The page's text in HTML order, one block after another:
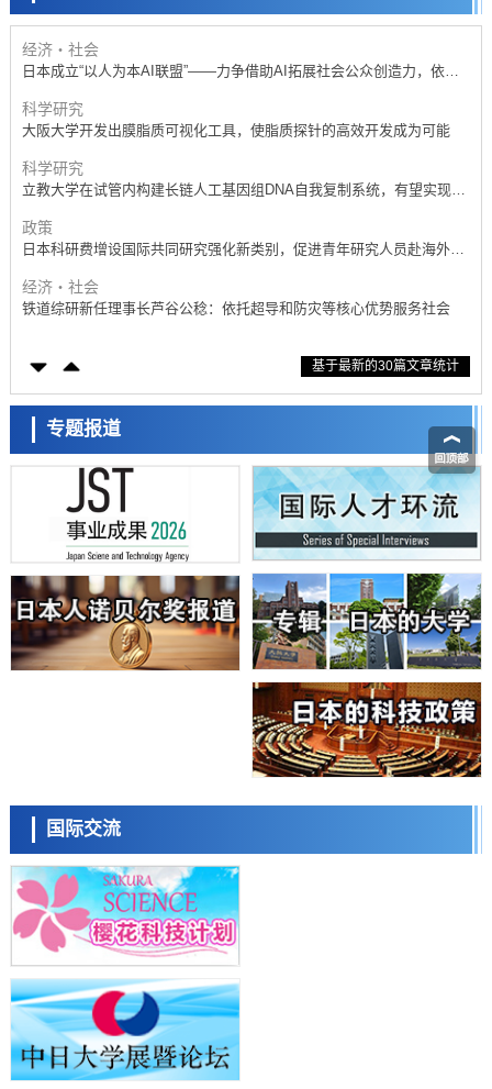
开发出300亿年仅误差1秒的光晶格钟，构建网络将其打造为下一代社会
基础设施
经济・社会
日本成立“以人为本AI联盟”——力争借助AI拓展社会公众创造力，依托
科学研究
大阪大学开发出膜脂质可视化工具，使脂质探针的高效开发成为可能
科学研究
立教大学在试管内构建长链人工基因组DNA自我复制系统，有望实现携
政策
日本科研费增设国际共同研究强化新类别，促进青年研究人员赴海外开
经济・社会
铁道综研新任理事长芦谷公稔：依托超导和防灾等核心优势服务社会
东京大学通过叶绿体基因组编辑技术强化碳固定酶，成功提高光合作用
科学研究
藤田医科大学等成功鉴定出非结核分枝杆菌生存的必需基因，首次揭示
该基因的必要性因菌株而异
经济・社会
【AI法下篇】如何应对AI的不可控性——中央大学平野晋教授专访
科学研究
日本学术会议：为保持土壤健康应采取哪些措施？探讨土壤保护与强化
的具体对策
科学研究
大阪大学开发基于水氢键网络的温度预测新方法，AI从分子排列信息中
高精度解读
经济・社会
【AI法上篇】如何对“将人生交给AI”保持危机感——中央大学平野晋教
庆应义塾大学阐明脑内“游击手”小胶质细胞包裹保护受损神经细胞的机
制，有望用于开发阿尔茨海默病等疾病疗法
劣化抑制机制，为提升轮胎安全性与耐久性的材料设计开辟道路
科学研究
近畿大学等发现植物染料“日本茜”的红色成分可抑制老化与炎症，有望
成为新型功能性材料
科学研究
群马大学开发针对难治性癫痫的新型基因疗法，利用超小型GAD67启动
子抑制发作
科学研究
九州大学揭示夜间眼压升高机制：两种激素波动叠加所致
科学研究
东京都产技研采用新手法开发出可稳定工作至300℃的介电材料，已验
证电容器可在汽车发动机等高温环境下工作
经济・社会
日本生成式AI使用者占比一年内翻倍，但与中美德仍有较大差距
基于最新的30篇文章统计
专题报道
国际交流
流员
小岩井忠道